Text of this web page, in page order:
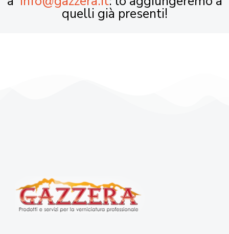
quelli già presenti!